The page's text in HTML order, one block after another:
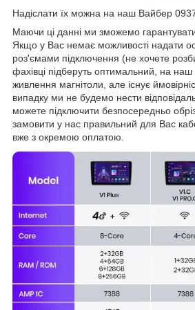
Надіслати їх можна на наш Вайбер
Маючи ці данні ми зможемо гарантувати
Якщо у Вас немає можливості надати
роз'ємами підключення (не хочете
фахівці підберуть оптимальний, на
живлення магнітоли, але існує
випадку ми не будемо нести
можете підключити безпосередньо
замовити у нас правильний для Вас
вже з окремою оплатою.